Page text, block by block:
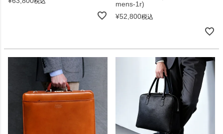
mens-1r)
¥52,800税込